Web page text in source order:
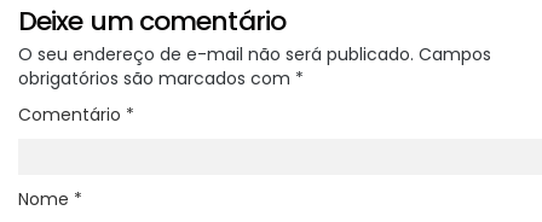
Deixe um comentário
O seu endereço de e-mail não será publicado. Campos
obrigatórios são marcados com *
Comentário *
Nome *